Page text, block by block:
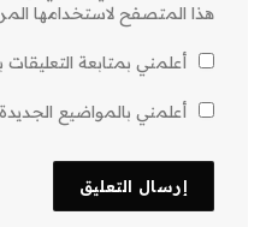
هذا المتصفح لاستخدامها
أعلمني بمتابعة التعليقات
أعلمني بالمواضيع